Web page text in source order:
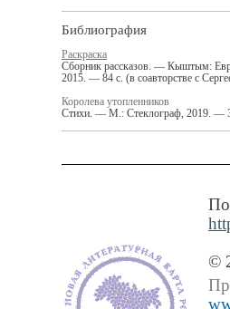
Библиография
Раскраска
Сборник рассказов. — Кыштым:
2015. — 84 с. (в соавторстве с
Королева утопленников
Стихи. — М.: Стеклограф, 2019. —
©